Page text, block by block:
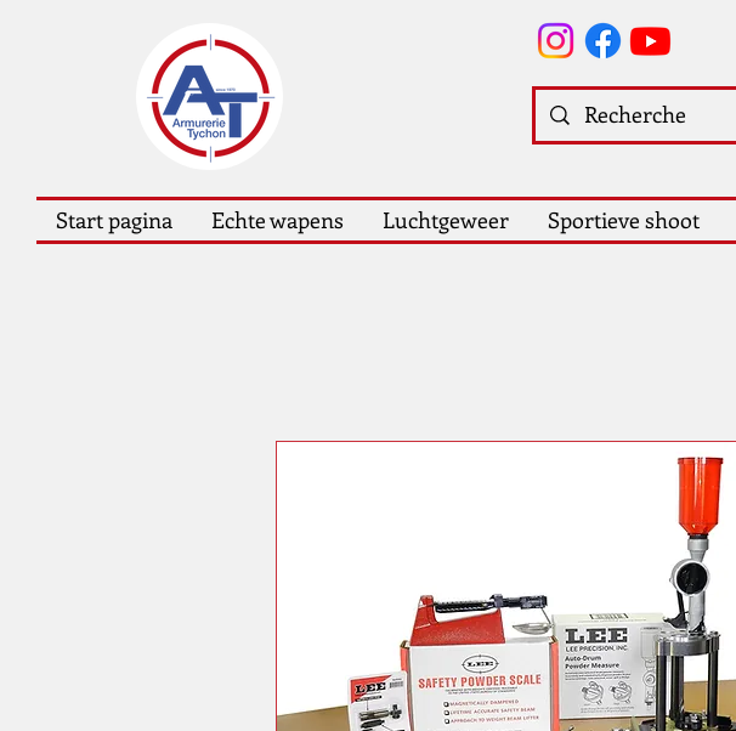
Start pagina Echte wapens Luchtgeweer Sportieve shoot